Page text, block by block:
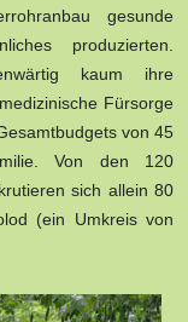
gesunde
produzierten.
kaum ihre
Fürsorge
von 45
Von den 120
sich allein 80
(ein Umkreis von